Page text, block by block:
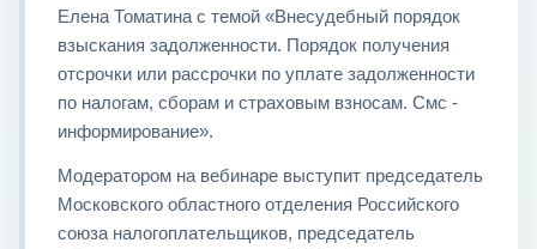
Елена Томатина с темой «Внесудебный порядок
взыскания задолженности. Порядок получения
отсрочки или рассрочки по уплате задолженности
по налогам, сборам и страховым взносам. Смс -
информирование».
Модератором на вебинаре выступит председатель
Московского областного отделения Российского
союза налогоплательщиков, председатель